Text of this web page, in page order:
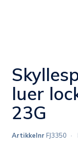
luer
23G
Artikkelnr FJ3350